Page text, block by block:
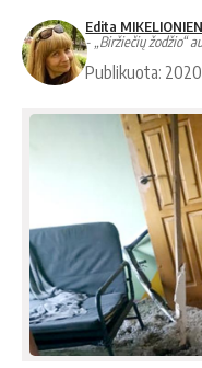
Edita
- „Biržiečių žodžio“
Publikuota: